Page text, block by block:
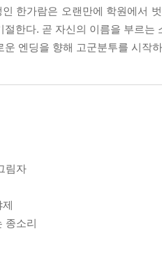
한가람은 오랜만에 학원에서
절한다. 곧 자신의 이름을 부르
운 엔딩을 향해 고군분투를 시작
림자
종소리